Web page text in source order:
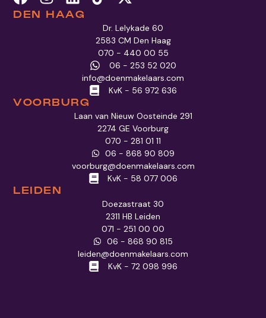
DEN HAAG
Dr. Lelykade 60
2583 CM Den Haag
070 - 440 00 55
06 - 253 52 020
info@doenmakelaars.com
KvK - 56 972 636
VOORBURG
Laan van Nieuw Oosteinde 291
2274 GE Voorburg
070 - 281 01 11
06 - 868 90 809
voorburg@doenmakelaars.com
KvK - 58 077 006
LEIDEN
Doezastraat 30
2311 HB Leiden
071 - 251 00 00
06 - 868 90 815
leiden@doenmakelaars.com
KvK - 72 098 996